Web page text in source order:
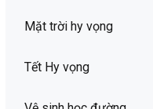
Mặt trời hy vọng
Tết Hy vọng